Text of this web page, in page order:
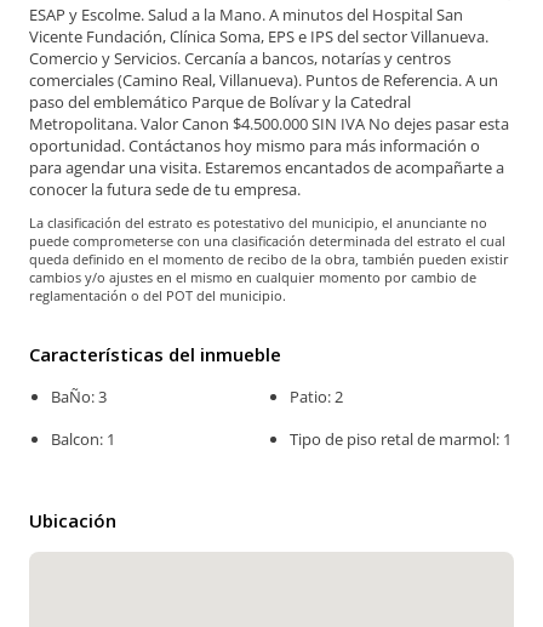
ESAP y Escolme. Salud a la Mano. A minutos del Hospital San
Vicente Fundación, Clínica Soma, EPS e IPS del sector Villanueva.
Comercio y Servicios. Cercanía a bancos, notarías y centros
comerciales (Camino Real, Villanueva). Puntos de Referencia. A un
paso del emblemático Parque de Bolívar y la Catedral
Metropolitana. Valor Canon $4.500.000 SIN IVA No dejes pasar esta
oportunidad. Contáctanos hoy mismo para más información o
para agendar una visita. Estaremos encantados de acompañarte a
conocer la futura sede de tu empresa.
La clasificación del estrato es potestativo del municipio, el anunciante no
puede comprometerse con una clasificación determinada del estrato el cual
queda definido en el momento de recibo de la obra, también pueden existir
cambios y/o ajustes en el mismo en cualquier momento por cambio de
reglamentación o del POT del municipio.
Características del inmueble
BaÑo: 3
Balcon: 1
Patio: 2
Tipo de piso retal de marmol: 1
Ubicación